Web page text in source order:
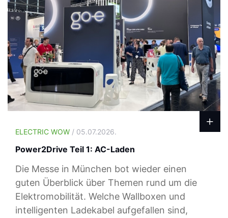
ELECTRIC WOW / 05.07.2026.
Power2Drive Teil 1: AC-Laden
Die Messe in München bot wieder einen
guten Überblick über Themen rund um die
Elektromobilität. Welche Wallboxen und
intelligenten Ladekabel aufgefallen sind,